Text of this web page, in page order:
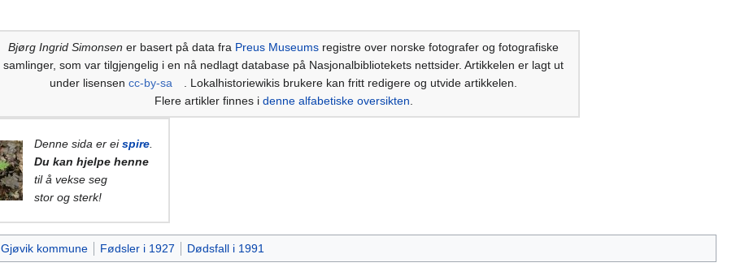
Bjørg Ingrid Simonsen er basert på data fra Preus Museums registre over norske fotografer og fotografiske
samlinger, som var tilgjengelig i en nå nedlagt database på Nasjonalbibliotekets nettsider. Artikkelen er lagt ut
under lisensen cc-by-sa
. Lokalhistoriewikis brukere kan fritt redigere og utvide artikkelen.
Flere artikler finnes i denne alfabetiske oversikten
Denne sida er eispire
Du kan hjelpe henne
til å vekse seg
stor og sterk!
Gjøvik kommune Fødsler i 1927 Dødsfall i 1991